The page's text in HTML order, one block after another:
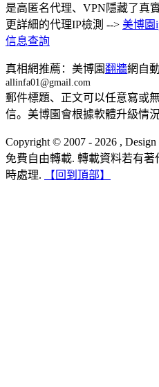
是高匿名代理、VPN隱藏了真實
更詳細的代理IP檢測 --> 美博園
信息查詢
真相網推薦：美博園翻牆網自
allinfa01@gmail.com
郵件標題、正文可以任意寫或
信。美博園會根據軟體升級情
Copyright © 2007 - 2026 ,
免費自由轉載. 轉載資料若有
時處理.
【回到頂部】